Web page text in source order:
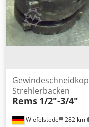
Wiefelstede 282 km
Strehlerbacken
Rems 1/2"-3/4"